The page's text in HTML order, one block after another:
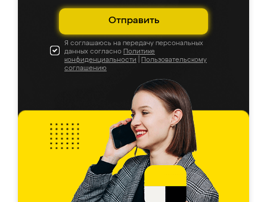
Отправить
Я соглашаюсь на передачу персональных
данных согласно Политике
конфиденциальности
Пользовательскому
соглашению